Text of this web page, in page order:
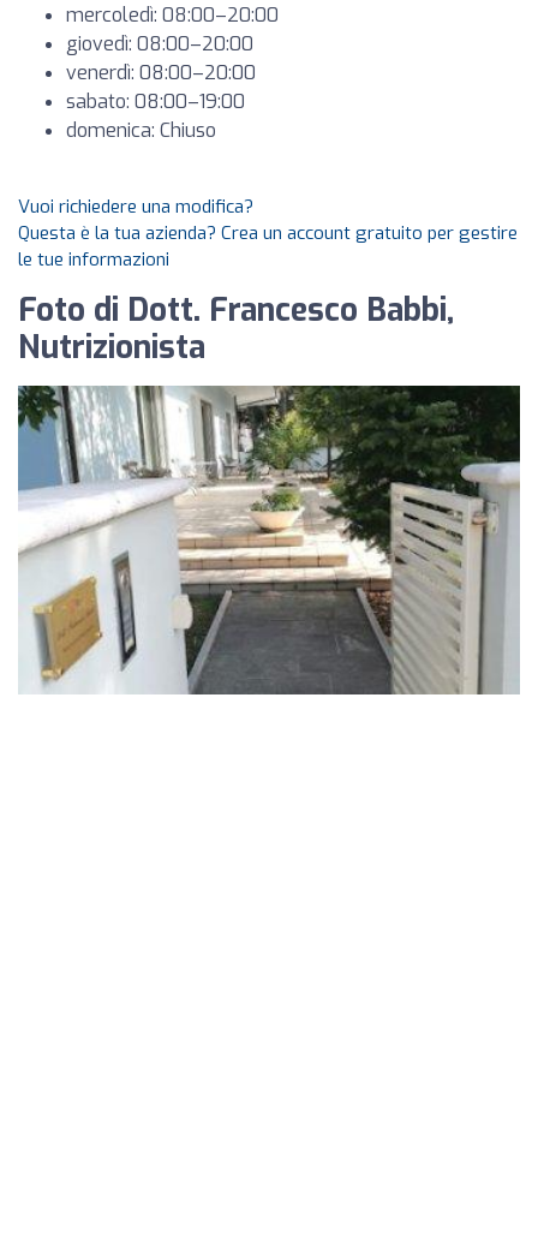
mercoledì: 08:00–20:00
giovedì: 08:00–20:00
venerdì: 08:00–20:00
sabato: 08:00–19:00
domenica: Chiuso
Vuoi richiedere una modifica?
Questa è la tua azienda? Crea un account gratuito per gestire
le tue informazioni
Foto di Dott. Francesco Babbi,
Nutrizionista